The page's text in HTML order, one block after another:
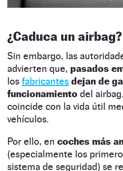
¿Caduca un airbag?
Sin embargo, las
advierten que, pasados
los fabricantes dejan de
funcionamiento del
coincide con la vida útil
vehículos.
Por ello, en coches más
(especialmente los
sistema de seguridad) se